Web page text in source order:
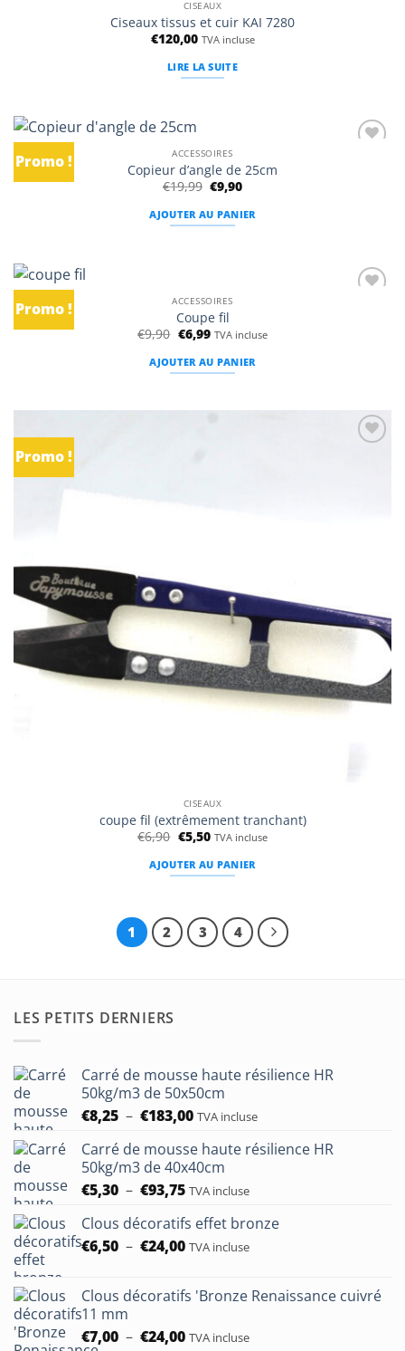
du
produit
CISEAUX
Ciseaux tissus et cuir KAI 7280
€120,00 TVA incluse
LIRE LA SUITE
Promo ! ACCESSOIRES
Copieur d’angle de 25cm
€19,99 Le
prix
initial
était :
€19,99.
€9,90Le
actuel
est :
AJOUTER AU PANIER
Promo ! ACCESSOIRES
Coupe fil
€9,90 Le
prix
initial
était :
€9,90.
€6,99Le
prix
actuel
est :
€6,99.
TVA incluse
AJOUTER AU PANIER
Promo !
CISEAUX
coupe fil (extrêmement tranchant)
€6,90 Le
prix
initial
était :
€5,50Le
actuel
est :
TVA incluse
AJOUTER AU PANIER
1 2 3 4
LES PETITS DERNIERS
Carré de mousse haute résilience HR
50kg/m3 de 50x50cm
€8,25 – €183,00Plage
prix :
€8,25
à
TVA incluse
Carré de mousse haute résilience HR
50kg/m3 de 40x40cm
€5,30 – €93,75Plage
prix :
€5,30
TVA incluse
Clous décoratifs effet bronze
€6,50 – €24,00Plage
€6,50
€24,00
TVA incluse
Clous décoratifs 'Bronze Renaissance cuivré
11 mm
€7,00 – €24,00Plage
TVA incluse